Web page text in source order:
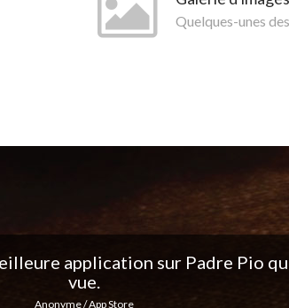
Quelques-unes
notifications quotidiennes...
excellent travail !